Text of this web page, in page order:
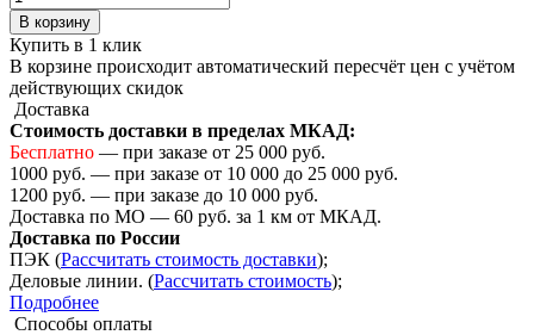
В корзину
Купить в 1 клик
В корзине происходит автоматический пересчёт цен с учётом
действующих скидок
Доставка
Стоимость доставки в пределах МКАД:
Бесплатно — при заказе от 25 000 руб.
1000 руб. — при заказе от 10 000 до 25 000 руб.
1200 руб. — при заказе до 10 000 руб.
Доставка по МО — 60 руб. за 1 км от МКАД.
Доставка по России
ПЭК (Рассчитать стоимость доставки);
Деловые линии. (Рассчитать стоимость);
Подробнее
Способы оплаты